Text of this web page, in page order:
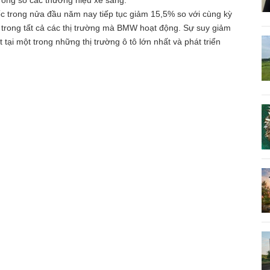
trong nửa đầu năm nay tiếp tục giảm 15,5% so với cùng kỳ
tất cả các thị trường mà BMW hoạt động. Sự suy giảm
một trong những thị trường ô tô lớn nhất và phát triển